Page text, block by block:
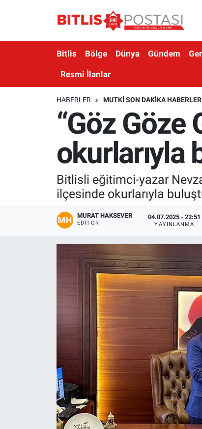
Bitlis Bölge Dünya Gündem
Resmi İlanlar
HABERLER MUTKI SON DAKIKA
“Göz Göze
okurlarıyla
Bitlisli eğitimci-yazar
ilçesinde okurlarıyla
MURAT HAKSEVER
EDITÖR
04.07.2025 - 22:51
YAYINLANMA
Bölge
Ekonomi
Kültür-Sanat
Bitlis Trafik Yoğunluk Haritası
Süper Lig Puan Durumu ve Fikstür
Son Dakika Haberleri
Haber Arşivi